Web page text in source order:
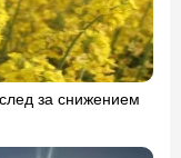
за снижением